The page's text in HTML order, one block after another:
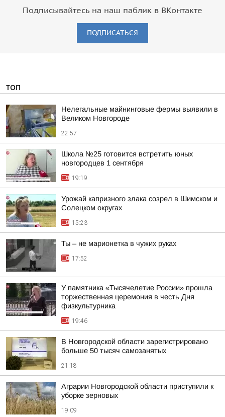
Подписывайтесь на наш паблик в ВКонтакте
ПОДПИСАТЬСЯ
ТОП
Нелегальные майнинговые фермы выявили в
Великом Новгороде
22:57
Школа №25 готовится встретить юных
новгородцев 1 сентября
19:19
Урожай капризного злака созрел в Шимском и
Солецком округах
15:23
Ты – не марионетка в чужих руках
17:52
У памятника «Тысячелетие России» прошла
торжественная церемония в честь Дня
физкультурника
19:46
В Новгородской области зарегистрировано
больше 50 тысяч самозанятых
21:18
Аграрии Новгородской области приступили к
уборке зерновых
19:09